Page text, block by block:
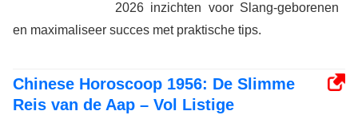
2026 inzichten voor Slang-geborenen
en maximaliseer succes met praktische tips.
Chinese Horoscoop 1956: De Slimme
Reis van de Aap – Vol Listige